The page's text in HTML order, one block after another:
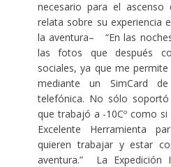
necesario para el ascenso
relata sobre su experiencia
la aventura– “En las
las fotos que después
sociales, ya que me
mediante un SimCard
telefónica. No sólo
que trabajó a -10Cº como
Excelente Herramienta
quieren trabajar y estar
aventura.” La Expedición